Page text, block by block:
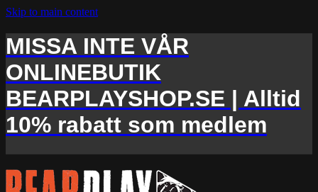
Skip to main content
MISSA INTE VÅR
ONLINEBUTIK
BEARPLAYSHOP.SE | Alltid
10% rabatt som medlem